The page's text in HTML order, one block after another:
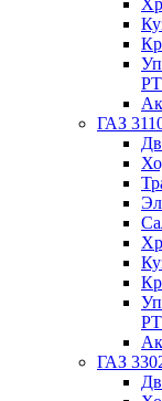
ГАЗ
ГАЗ